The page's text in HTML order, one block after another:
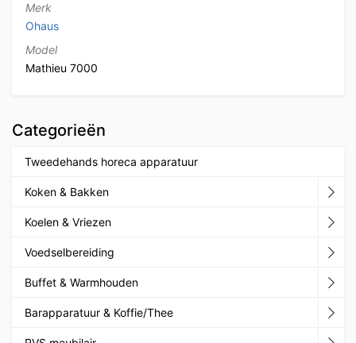
Merk
Ohaus
Model
Mathieu 7000
Categorieën
Tweedehands horeca apparatuur
Koken & Bakken
Koelen & Vriezen
Voedselbereiding
Buffet & Warmhouden
Barapparatuur & Koffie/Thee